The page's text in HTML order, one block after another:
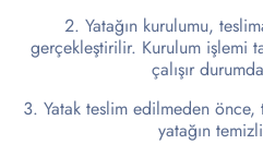
Yatağın kurulumu,
gerçekleştirilir. Kurulum işlemi
çalışır
Yatak teslim edilmeden
yatağın